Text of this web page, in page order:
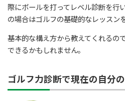
際にボールを打ってレベル診断を行
の場合はゴルフの基礎的なレッスン
基本的な構え方から教えてくれるの
できるかもしれません。
ゴルフ力診断で現在の自分